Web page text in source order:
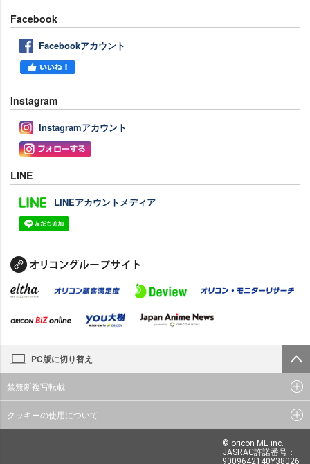
Facebook
Facebookアカウント
Instagram
Instagramアカウント
LINE
LINEアカウントメディア
PC版に切り替え
禁無断複写転載
クッキーの使用について
© oricon ME inc.
JASRAC許諾番号：
9009642140Y38026